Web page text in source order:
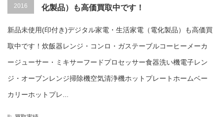
2016
化製品）も高価買取中です！
新品未使用(印付き)デジタル家電・生活家電（電化製品）も高価買
取中です！炊飯器レンジ・コンロ・ガステーブルコーヒーメーカ
ージューサー・ミキサーフードプロセッサー食器洗い機電子レン
ジ・オーブンレンジ掃除機空気清浄機ホットプレートホームベー
カリーホットプレ...